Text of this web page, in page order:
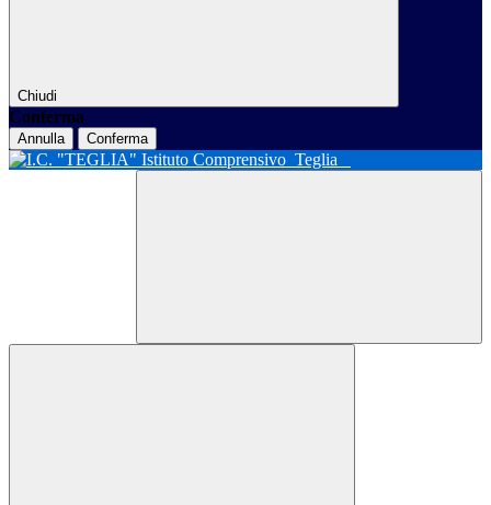
Chiudi
Conferma
Annulla Conferma
Istituto Comprensivo Teglia